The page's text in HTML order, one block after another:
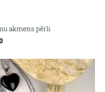
akmens pērli